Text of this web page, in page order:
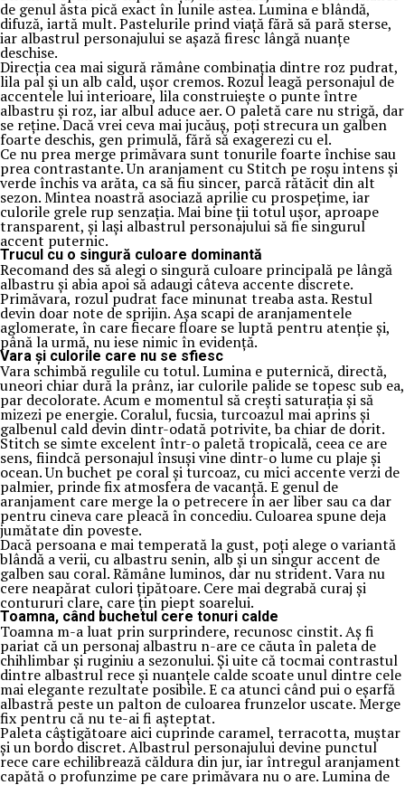
de genul ăsta pică exact în lunile astea. Lumina e blândă,
difuză, iartă mult. Pastelurile prind viață fără să pară sterse,
iar albastrul personajului se așază firesc lângă nuanțe
deschise.
Direcția cea mai sigură rămâne combinația dintre roz pudrat,
lila pal și un alb cald, ușor cremos. Rozul leagă personajul de
accentele lui interioare, lila construiește o punte între
albastru și roz, iar albul aduce aer. O paletă care nu strigă, dar
se reține. Dacă vrei ceva mai jucăuș, poți strecura un galben
foarte deschis, gen primulă, fără să exagerezi cu el.
Ce nu prea merge primăvara sunt tonurile foarte închise sau
prea contrastante. Un aranjament cu Stitch pe roșu intens și
verde închis va arăta, ca să fiu sincer, parcă rătăcit din alt
sezon. Mintea noastră asociază aprilie cu prospețime, iar
culorile grele rup senzația. Mai bine ții totul ușor, aproape
transparent, și lași albastrul personajului să fie singurul
accent puternic.
Trucul cu o singură culoare dominantă
Recomand des să alegi o singură culoare principală pe lângă
albastru și abia apoi să adaugi câteva accente discrete.
Primăvara, rozul pudrat face minunat treaba asta. Restul
devin doar note de sprijin. Așa scapi de aranjamentele
aglomerate, în care fiecare floare se luptă pentru atenție și,
până la urmă, nu iese nimic în evidență.
Vara și culorile care nu se sfiesc
Vara schimbă regulile cu totul. Lumina e puternică, directă,
uneori chiar dură la prânz, iar culorile palide se topesc sub ea,
par decolorate. Acum e momentul să crești saturația și să
mizezi pe energie. Coralul, fucsia, turcoazul mai aprins și
galbenul cald devin dintr-odată potrivite, ba chiar de dorit.
Stitch se simte excelent într-o paletă tropicală, ceea ce are
sens, fiindcă personajul însuși vine dintr-o lume cu plaje și
ocean. Un buchet pe coral și turcoaz, cu mici accente verzi de
palmier, prinde fix atmosfera de vacanță. E genul de
aranjament care merge la o petrecere în aer liber sau ca dar
pentru cineva care pleacă în concediu. Culoarea spune deja
jumătate din poveste.
Dacă persoana e mai temperată la gust, poți alege o variantă
blândă a verii, cu albastru senin, alb și un singur accent de
galben sau coral. Rămâne luminos, dar nu strident. Vara nu
cere neapărat culori țipătoare. Cere mai degrabă curaj și
contururi clare, care țin piept soarelui.
Toamna, când buchetul cere tonuri calde
Toamna m-a luat prin surprindere, recunosc cinstit. Aș fi
pariat că un personaj albastru n-are ce căuta în paleta de
chihlimbar și ruginiu a sezonului. Și uite că tocmai contrastul
dintre albastrul rece și nuanțele calde scoate unul dintre cele
mai elegante rezultate posibile. E ca atunci când pui o eșarfă
albastră peste un palton de culoarea frunzelor uscate. Merge
fix pentru că nu te-ai fi așteptat.
Paleta câștigătoare aici cuprinde caramel, terracotta, muștar
și un bordo discret. Albastrul personajului devine punctul
rece care echilibrează căldura din jur, iar întregul aranjament
capătă o profunzime pe care primăvara nu o are. Lumina de